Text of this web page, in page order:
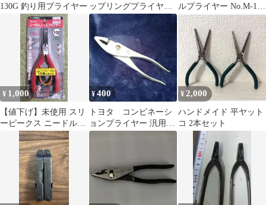
130G 釣り用プライヤー ップリングプライヤー
軸用 51-0B
ルプライヤー No.M-13
140mm
¥ 1,000
【値下げ】未使用 スリ
ーピークス ニードルノ
ーズプライヤー 130mm
¥400
トヨタ コンビネーシ
ョンプライヤー 汎用工
具
¥2,000
ハンドメイド 平ヤット
コ 2本セット